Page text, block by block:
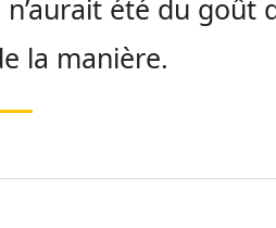
été du goût
la manière.